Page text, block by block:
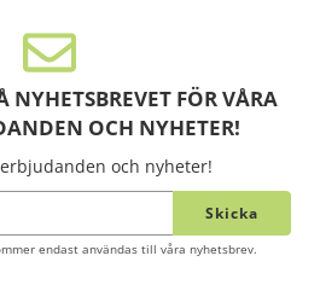
NYHETSBREVET FÖR VÅRA
OCH NYHETER!
och nyheter!
Skicka
endast användas till våra nyhetsbrev.